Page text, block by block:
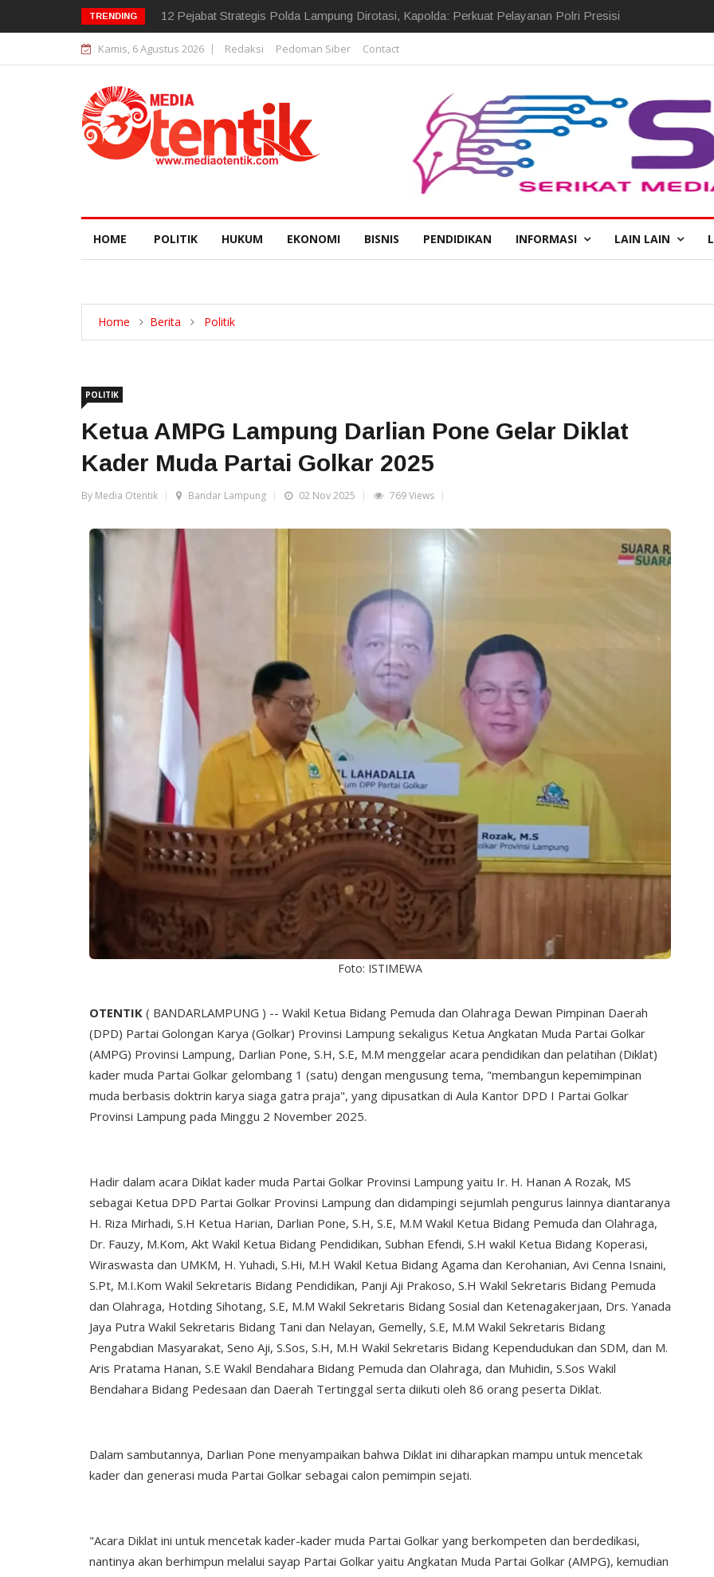
TRENDING 12 Pejabat Strategis Polda Lampung Dirotasi, Kapolda: Perkuat Pelayanan Polri Presisi
Kamis, 6 Agustus 2026 Redaksi Pedoman Siber Contact
HOME POLITIK HUKUM EKONOMI BISNIS PENDIDIKAN INFORMASI LAIN LAIN
Home Berita Politik
POLITIK
Ketua AMPG Lampung Darlian Pone Gelar Diklat
Kader Muda Partai Golkar 2025
By Media Otentik Bandar Lampung 02 Nov 2025 769 Views
Foto: ISTIMEWA
OTENTIK ( BANDARLAMPUNG ) -- Wakil Ketua Bidang Pemuda dan Olahraga Dewan Pimpinan Daerah
(DPD) Partai Golongan Karya (Golkar) Provinsi Lampung sekaligus Ketua Angkatan Muda Partai Golkar
(AMPG) Provinsi Lampung, Darlian Pone, S.H, S.E, M.M menggelar acara pendidikan dan pelatihan (Diklat)
kader muda Partai Golkar gelombang 1 (satu) dengan mengusung tema, "membangun kepemimpinan
muda berbasis doktrin karya siaga gatra praja", yang dipusatkan di Aula Kantor DPD I Partai Golkar
Provinsi Lampung pada Minggu 2 November 2025.
Hadir dalam acara Diklat kader muda Partai Golkar Provinsi Lampung yaitu Ir. H. Hanan A Rozak, MS
sebagai Ketua DPD Partai Golkar Provinsi Lampung dan didampingi sejumlah pengurus lainnya diantaranya
H. Riza Mirhadi, S.H Ketua Harian, Darlian Pone, S.H, S.E, M.M Wakil Ketua Bidang Pemuda dan Olahraga,
Dr. Fauzy, M.Kom, Akt Wakil Ketua Bidang Pendidikan, Subhan Efendi, S.H wakil Ketua Bidang Koperasi,
Wiraswasta dan UMKM, H. Yuhadi, S.Hi, M.H Wakil Ketua Bidang Agama dan Kerohanian, Avi Cenna Isnaini,
S.Pt, M.I.Kom Wakil Sekretaris Bidang Pendidikan, Panji Aji Prakoso, S.H Wakil Sekretaris Bidang Pemuda
dan Olahraga, Hotding Sihotang, S.E, M.M Wakil Sekretaris Bidang Sosial dan Ketenagakerjaan, Drs. Yanada
Jaya Putra Wakil Sekretaris Bidang Tani dan Nelayan, Gemelly, S.E, M.M Wakil Sekretaris Bidang
Pengabdian Masyarakat, Seno Aji, S.Sos, S.H, M.H Wakil Sekretaris Bidang Kependudukan dan SDM, dan M.
Aris Pratama Hanan, S.E Wakil Bendahara Bidang Pemuda dan Olahraga, dan Muhidin, S.Sos Wakil
Bendahara Bidang Pedesaan dan Daerah Tertinggal serta diikuti oleh 86 orang peserta Diklat.
Dalam sambutannya, Darlian Pone menyampaikan bahwa Diklat ini diharapkan mampu untuk mencetak
kader dan generasi muda Partai Golkar sebagai calon pemimpin sejati.
"Acara Diklat ini untuk mencetak kader-kader muda Partai Golkar yang berkompeten dan berdedikasi,
nantinya akan berhimpun melalui sayap Partai Golkar yaitu Angkatan Muda Partai Golkar (AMPG), kemudian